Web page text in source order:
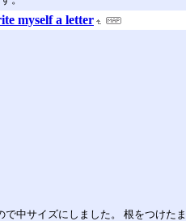
myself a letter
中サイズにしました。 根をつけた